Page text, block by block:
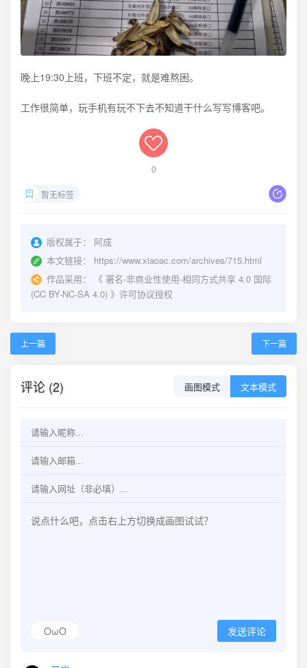
晚上19:30上班，下班不定，就是难熬困。
工作很简单，玩手机有玩不下去不知道干什么写写博客吧。
0
暂无标签
版权属于：
阿成
本文链接：
https://www.xiaoac.com/archives/715.html
作品采用：
《 署名-非商业性使用-相同方式共享 4.0 国际
(CC BY-NC-SA 4.0) 》许可协议授权
上一篇 下一篇
评论 (2) 画图模式 文本模式
OωO 发送评论